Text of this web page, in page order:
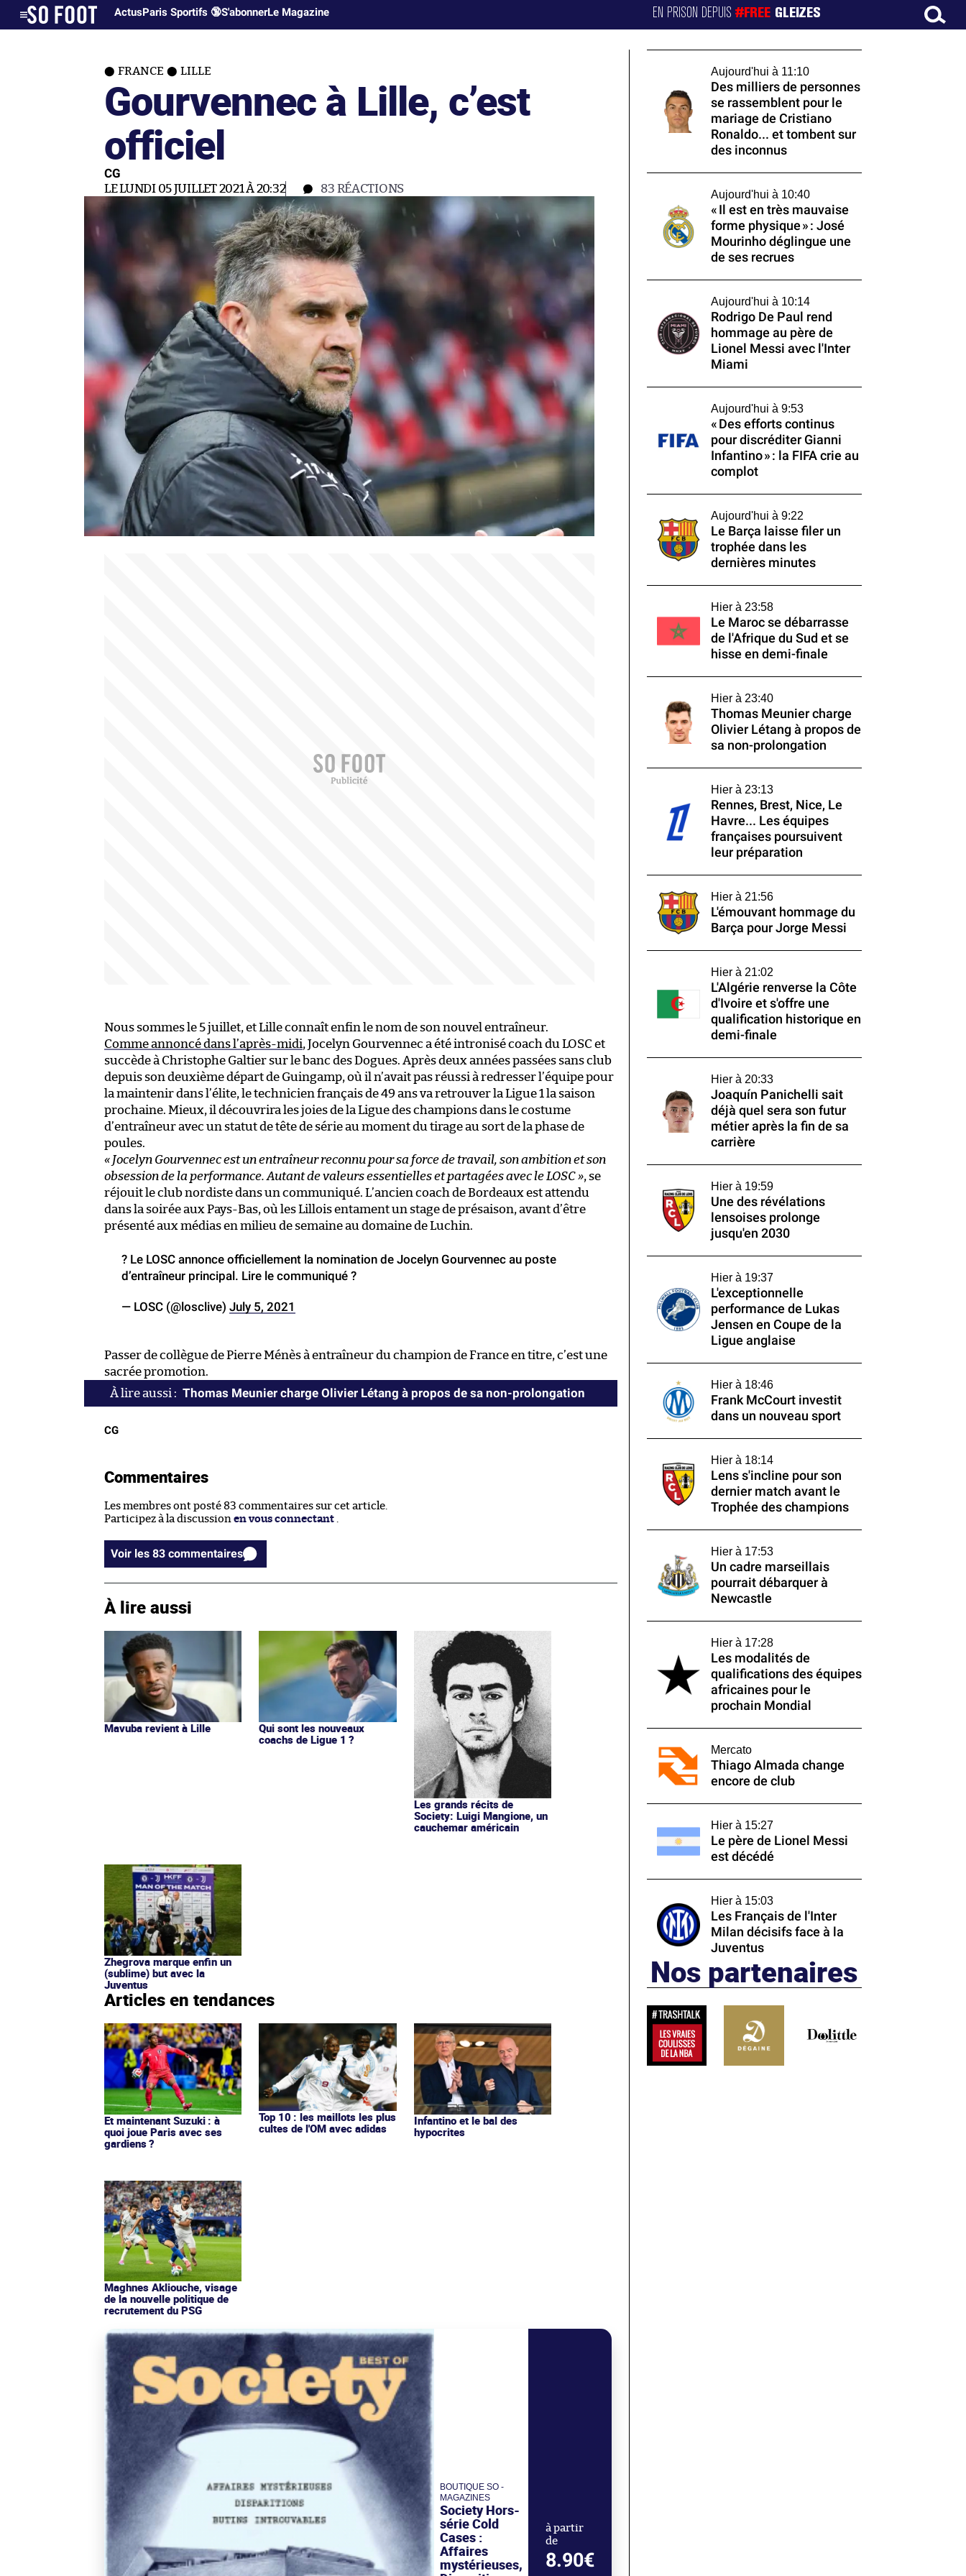
ActusParis Sportifs 🔞S'abonnerLe Magazine EN PRISON DEPUIS#FREE GLEIZES
FRANCE LILLE
Gourvennec à Lille, c’est
officiel
CG
LE LUNDI 05 JUILLET 2021 À 20:32 83 RÉACTIONS
Nous sommes le 5 juillet, et Lille connaît enfin le nom de son nouvel entraîneur.
Comme annoncé dans l’après-midi, Jocelyn Gourvennec a été intronisé coach du LOSC et
succède à Christophe Galtier sur le banc des Dogues. Après deux années passées sans club
depuis son deuxième départ de Guingamp, où il n’avait pas réussi à redresser l’équipe pour
la maintenir dans l’élite, le technicien français de 49 ans va retrouver la Ligue 1 la saison
prochaine. Mieux, il découvrira les joies de la Ligue des champions dans le costume
d’entraîneur avec un statut de tête de série au moment du tirage au sort de la phase de
poules.
« Jocelyn Gourvennec est un entraîneur reconnu pour sa force de travail, son ambition et son
obsession de la performance. Autant de valeurs essentielles et partagées avec le LOSC », se
réjouit le club nordiste dans un communiqué. L’ancien coach de Bordeaux est attendu
dans la soirée aux Pays-Bas, où les Lillois entament un stage de présaison, avant d’être
présenté aux médias en milieu de semaine au domaine de Luchin.
? Le LOSC annonce officiellement la nomination de Jocelyn Gourvennec au poste
d’entraîneur principal. Lire le communiqué ?
— LOSC (@losclive) July 5, 2021
Passer de collègue de Pierre Ménès à entraîneur du champion de France en titre, c’est une
sacrée promotion.
Thomas Meunier charge Olivier Létang à propos de sa non-prolongation
CG
Commentaires
Les membres ont posté 83 commentaires sur cet article.
Participez à la discussion en vous connectant .
Voir les 83 commentaires
À lire aussi
Mavuba revient à Lille
Qui sont les nouveaux
coachs de Ligue 1 ?
Les grands récits de
Society: Luigi Mangione, un
cauchemar américain
Zhegrova marque enfin un
(sublime) but avec la
Juventus
Articles en tendances
Et maintenant Suzuki : à
quoi joue Paris avec ses
gardiens ?
Top 10 : les maillots les plus
cultes de l'OM avec adidas
Infantino et le bal des
hypocrites
Maghnes Akliouche, visage
de la nouvelle politique de
recrutement du PSG
BOUTIQUE SO -
MAGAZINES
Society Hors-
série Cold
Cases :
Affaires
mystérieuses,
à partir
de
8.90€
Aujourd'hui à 11:10
Des milliers de personnes
se rassemblent pour le
mariage de Cristiano
Ronaldo... et tombent sur
des inconnus
Aujourd'hui à 10:40
« Il est en très mauvaise
forme physique » : José
Mourinho déglingue une
de ses recrues
Aujourd'hui à 10:14
Rodrigo De Paul rend
hommage au père de
Lionel Messi avec l'Inter
Miami
Aujourd'hui à 9:53
« Des efforts continus
pour discréditer Gianni
Infantino » : la FIFA crie au
complot
Aujourd'hui à 9:22
Le Barça laisse filer un
trophée dans les
dernières minutes
Hier à 23:58
Le Maroc se débarrasse
de l'Afrique du Sud et se
hisse en demi-finale
Hier à 23:40
Thomas Meunier charge
Olivier Létang à propos de
sa non-prolongation
Hier à 23:13
Rennes, Brest, Nice, Le
Havre... Les équipes
françaises poursuivent
leur préparation
Hier à 21:56
L'émouvant hommage du
Barça pour Jorge Messi
Hier à 21:02
L'Algérie renverse la Côte
d'Ivoire et s'offre une
qualification historique en
demi-finale
Hier à 20:33
Joaquín Panichelli sait
déjà quel sera son futur
métier après la fin de sa
carrière
Hier à 19:59
Une des révélations
lensoises prolonge
jusqu'en 2030
Hier à 19:37
L'exceptionnelle
performance de Lukas
Jensen en Coupe de la
Ligue anglaise
Hier à 18:46
Frank McCourt investit
dans un nouveau sport
Hier à 18:14
Lens s'incline pour son
dernier match avant le
Trophée des champions
Hier à 17:53
Un cadre marseillais
pourrait débarquer à
Newcastle
Hier à 17:28
Les modalités de
qualifications des équipes
africaines pour le
prochain Mondial
Mercato
Thiago Almada change
encore de club
Hier à 15:27
Le père de Lionel Messi
est décédé
Hier à 15:03
Les Français de l'Inter
Milan décisifs face à la
Juventus
Nos partenaires